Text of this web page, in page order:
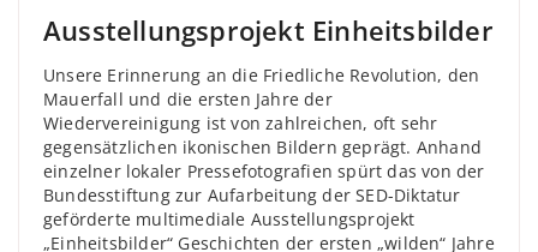
Ausstellungsprojekt Einheitsbilder
Unsere Erinnerung an die Friedliche Revolution, den
Mauerfall und die ersten Jahre der
Wiedervereinigung ist von zahlreichen, oft sehr
gegensätzlichen ikonischen Bildern geprägt. Anhand
einzelner lokaler Pressefotografien spürt das von der
Bundesstiftung zur Aufarbeitung der SED-Diktatur
geförderte multimediale Ausstellungsprojekt
„Einheitsbilder“ Geschichten der ersten „wilden“ Jahre